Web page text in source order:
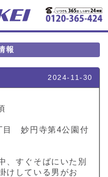
報
2024-11-30
目 妙円寺第4公園付
、すぐそばにいた別
けしている男がお